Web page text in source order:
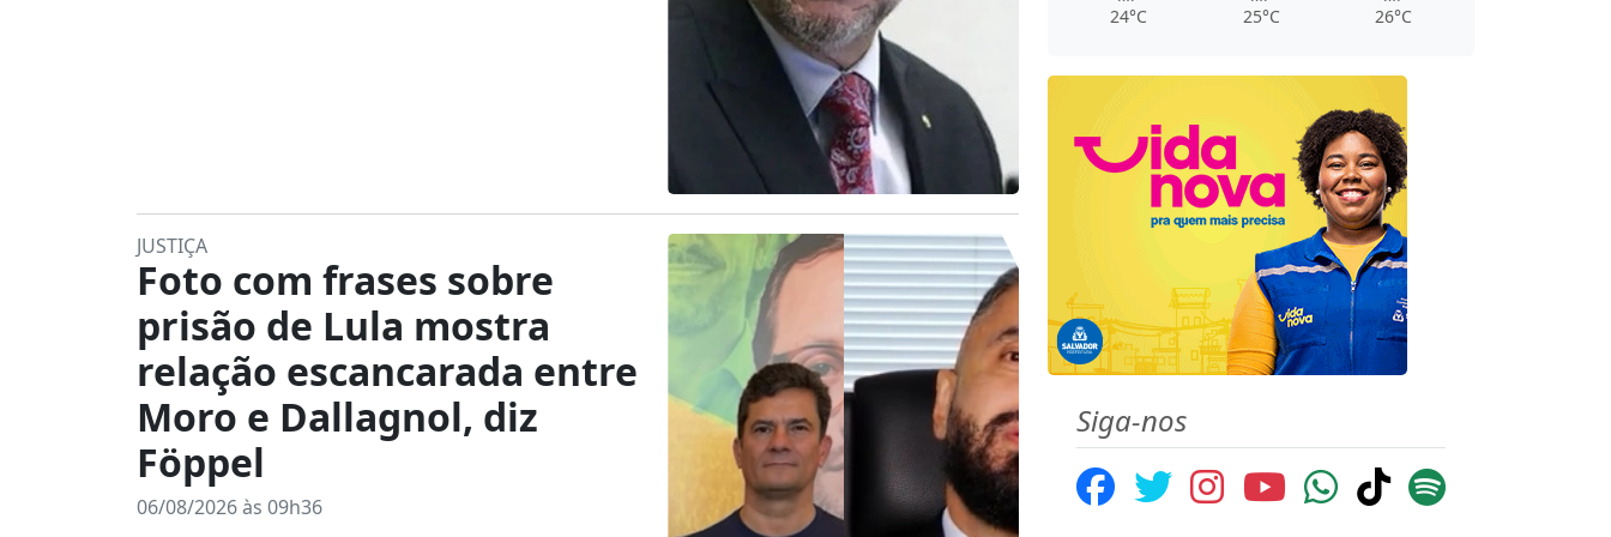
JUSTIÇA
Foto com frases sobre
prisão de Lula mostra
relação escancarada entre
Moro e Dallagnol, diz
Föppel
06/08/2026 às 09h36
24°C 25°C 26°C
Siga-nos